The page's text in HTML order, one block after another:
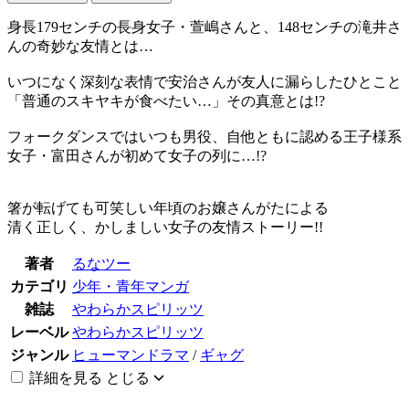
身長179センチの長身女子・萱嶋さんと、148センチの滝井さ
んの奇妙な友情とは…
いつになく深刻な表情で安治さんが友人に漏らしたひとこと
「普通のスキヤキが食べたい…」その真意とは!?
フォークダンスではいつも男役、自他ともに認める王子様系
女子・富田さんが初めて女子の列に…!?
箸が転げても可笑しい年頃のお嬢さんがたによる
清く正しく、かしましい女子の友情ストーリー!!
著者
るなツー
カテゴリ 少年・青年マンガ
雑誌
やわらかスピリッツ
レーベル やわらかスピリッツ
ジャンル ヒューマンドラマ / ギャグ
詳細を見る とじる